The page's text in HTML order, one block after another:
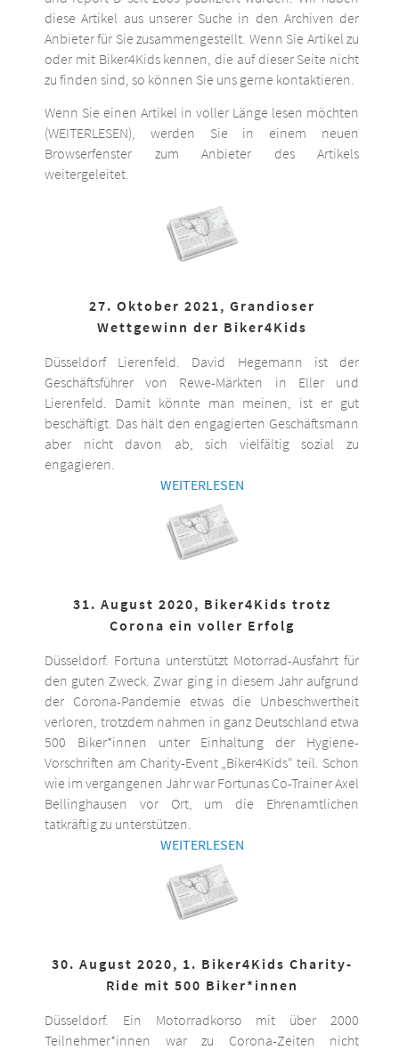
diese Artikel aus unserer Suche in den Archiven der
Anbieter für Sie zusammengestellt. Wenn Sie Artikel zu
oder mit Biker4Kids kennen, die auf dieser Seite nicht
zu finden sind, so können Sie uns gerne kontaktieren.
Wenn Sie einen Artikel in voller Länge lesen möchten
(WEITERLESEN), werden Sie in einem neuen
Browserfenster zum Anbieter des Artikels
weitergeleitet.
27. Oktober 2021, Grandioser
Wettgewinn der Biker4Kids
Düsseldorf Lierenfeld. David Hegemann ist der
Geschäftsführer von Rewe-Märkten in Eller und
Lierenfeld. Damit könnte man meinen, ist er gut
beschäftigt. Das hält den engagierten Geschäftsmann
aber nicht davon ab, sich vielfältig sozial zu
engagieren.
WEITERLESEN
31. August 2020, Biker4Kids trotz
Corona ein voller Erfolg
Düsseldorf. Fortuna unterstützt Motorrad-Ausfahrt für
den guten Zweck. Zwar ging in diesem Jahr aufgrund
der Corona-Pandemie etwas die Unbeschwertheit
verloren, trotzdem nahmen in ganz Deutschland etwa
500 Biker*innen unter Einhaltung der Hygiene-
Vorschriften am Charity-Event „Biker4Kids“ teil. Schon
wie im vergangenen Jahr war Fortunas Co-Trainer Axel
Bellinghausen vor Ort, um die Ehrenamtlichen
tatkräftig zu unterstützen.
WEITERLESEN
30. August 2020, 1. Biker4Kids Charity-
Ride mit 500 Biker*innen
Düsseldorf. Ein Motorradkorso mit über 2000
Teilnehmer*innen war zu Corona-Zeiten nicht